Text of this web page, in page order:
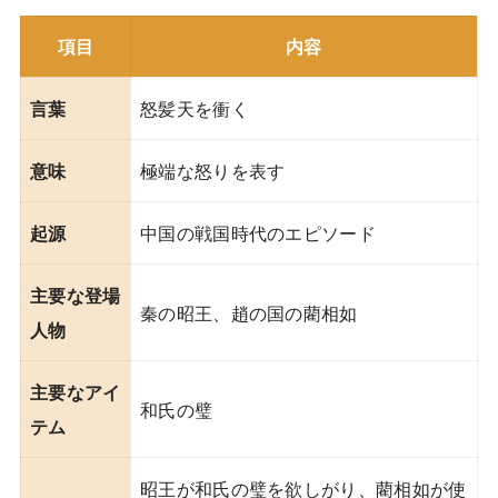
項目 内容
言葉 怒髪天を衝く
意味 極端な怒りを表す
起源 中国の戦国時代のエピソード
主要な登場
人物
秦の昭王、趙の国の藺相如
主要なアイ
テム
和氏の璧
昭王が和氏の璧を欲しがり、藺相如が使